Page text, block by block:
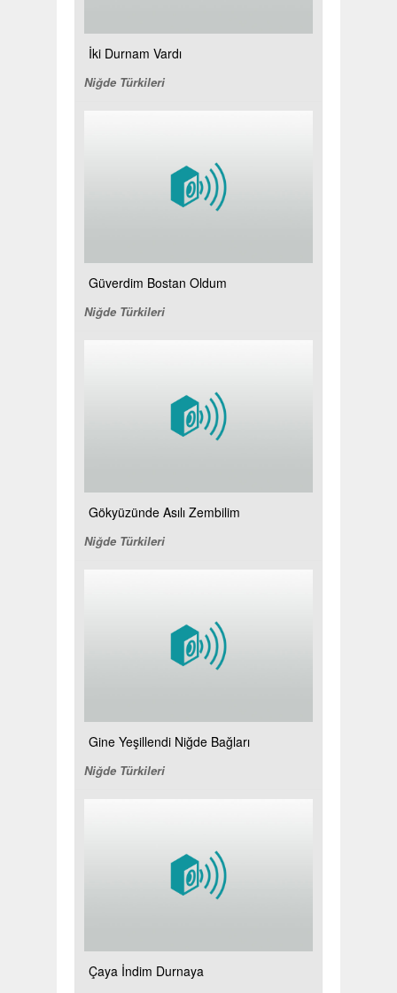
İki Durnam Vardı
Niğde Türkileri
Güverdim Bostan Oldum
Niğde Türkileri
Gökyüzünde Asılı Zembilim
Niğde Türkileri
Gine Yeşillendi Niğde Bağları
Niğde Türkileri
Çaya İndim Durnaya